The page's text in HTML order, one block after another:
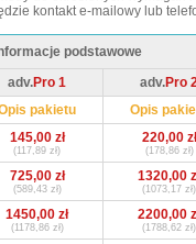
kontakt e-mailowy lub
podstawowe
adv.Pro 1 adv.Pro
pakietu
Opis
145,00 zł
(117,89 zł)
220,00 zł
(178,86 zł)
725,00 zł
(589,43 zł)
1320,00
(1073,17 zł)
1450,00 zł
(1178,86 zł)
2200,00
(1788,62 zł)